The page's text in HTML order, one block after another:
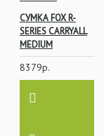
СУМКА FOX R-
SERIES CARRYALL
MEDIUM
8379р.